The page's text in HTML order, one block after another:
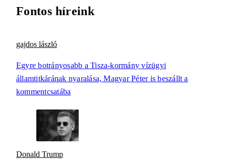
Fontos híreink
gajdos lászló
Egyre botrányosabb a Tisza-kormány vízügyi
államtitkárának nyaralása, Magyar Péter is beszállt a
kommentcsatába
Donald Trump